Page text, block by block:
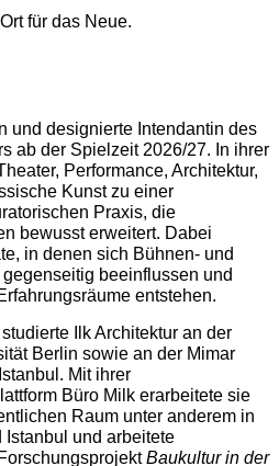
für das Neue.
und designierte Intendantin des
ab der Spielzeit 2026/27. In ihrer
Performance, Architektur,
Kunst zu einer
Praxis, die
bewusst erweitert. Dabei
in denen sich Bühnen- und
beeinflussen und
entstehen.
Ilk Architektur an der
Berlin sowie an der Mimar
Mit ihrer
Büro Milk erarbeitete sie
Raum unter anderem in
Istanbul und arbeitete
Baukultur in der